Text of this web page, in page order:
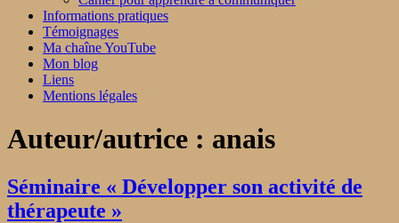
Informations pratiques
Témoignages
Ma chaîne YouTube
Mon blog
Liens
Mentions légales
Auteur/autrice : anais
Séminaire « Développer son activité de
thérapeute »